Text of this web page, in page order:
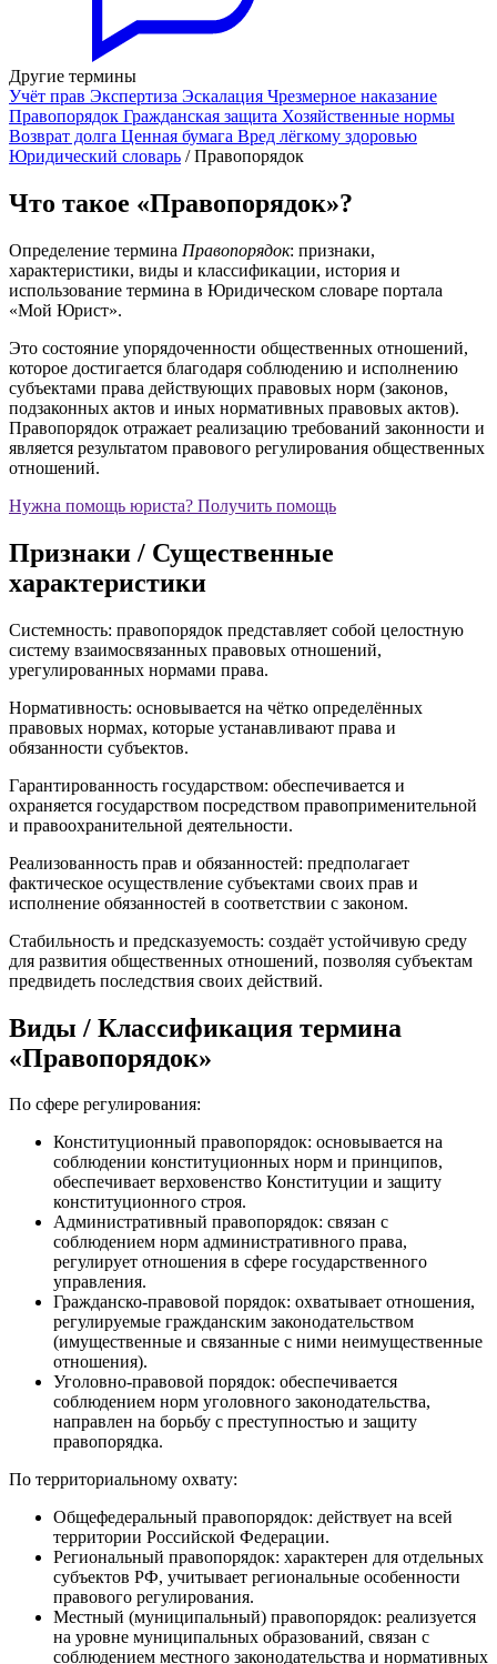
Другие термины
Учёт прав Экспертиза Эскалация Чрезмерное наказание
Правопорядок Гражданская защита Хозяйственные нормы
Возврат долга Ценная бумага Вред лёгкому здоровью
Юридический словарь /Правопорядок
Что такое «Правопорядок»?
Определение термина Правопорядок: признаки,
характеристики, виды и классификации, история и
использование термина в Юридическом словаре портала
«Мой Юрист».
Это состояние упорядоченности общественных отношений,
которое достигается благодаря соблюдению и исполнению
субъектами права действующих правовых норм (законов,
подзаконных актов и иных нормативных правовых актов).
Правопорядок отражает реализацию требований законности и
является результатом правового регулирования общественных
отношений.
Нужна помощь юриста? Получить помощь
Признаки / Существенные
характеристики
Системность: правопорядок представляет собой целостную
систему взаимосвязанных правовых отношений,
урегулированных нормами права.
Нормативность: основывается на чётко определённых
правовых нормах, которые устанавливают права и
обязанности субъектов.
Гарантированность государством: обеспечивается и
охраняется государством посредством правоприменительной
и правоохранительной деятельности.
Реализованность прав и обязанностей: предполагает
фактическое осуществление субъектами своих прав и
исполнение обязанностей в соответствии с законом.
Стабильность и предсказуемость: создаёт устойчивую среду
для развития общественных отношений, позволяя субъектам
предвидеть последствия своих действий.
Виды / Классификация термина
«Правопорядок»
По сфере регулирования:
Конституционный правопорядок: основывается на
соблюдении конституционных норм и принципов,
обеспечивает верховенство Конституции и защиту
конституционного строя.
Административный правопорядок: связан с
соблюдением норм административного права,
регулирует отношения в сфере государственного
управления.
Гражданско-правовой порядок: охватывает отношения,
регулируемые гражданским законодательством
(имущественные и связанные с ними неимущественные
отношения).
Уголовно-правовой порядок: обеспечивается
соблюдением норм уголовного законодательства,
направлен на борьбу с преступностью и защиту
правопорядка.
По территориальному охвату:
Общефедеральный правопорядок: действует на всей
территории Российской Федерации.
Региональный правопорядок: характерен для отдельных
субъектов РФ, учитывает региональные особенности
правового регулирования.
Местный (муниципальный) правопорядок: реализуется
на уровне муниципальных образований, связан с
соблюдением местного законодательства и нормативных